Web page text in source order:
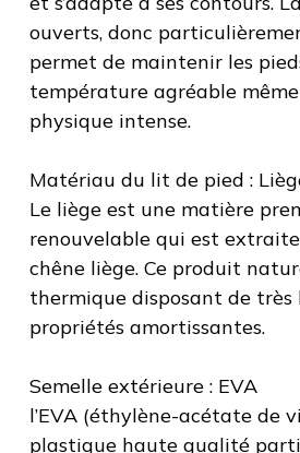
ouverts, donc
permet de maintenir les
température agréable
physique intense.
Matériau du lit de pied :
Le liège est une matière
renouvelable qui est extraite
chêne liège. Ce produit
thermique disposant de très
propriétés amortissantes.
Semelle extérieure : EVA
l’EVA (éthylène-acétate de
plastique haute qualité